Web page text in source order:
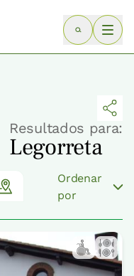
Resultados para:
Legorreta
Ordenar
por